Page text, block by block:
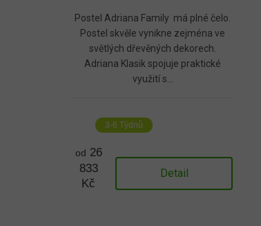
Postel Adriana Family má plné čelo.
Postel skvěle vynikne zejména ve
světlých dřevěných dekorech.
Adriana Klasik spojuje praktické
využití s...
3-6 Týdnů
od 26
833
Kč
Detail